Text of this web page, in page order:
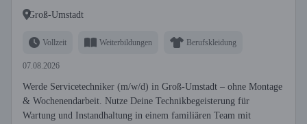
Groß-Umstadt
Vollzeit Weiterbildungen Berufskleidung
07.08.2026
Werde Servicetechniker (m/w/d) in Groß-Umstadt – ohne Montage
& Wochenendarbeit. Nutze Deine Technikbegeisterung für
Wartung und Instandhaltung in einem familiären Team mit